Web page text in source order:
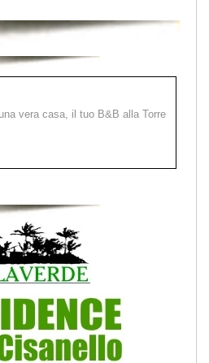
vera casa, il tuo B&B alla Torre